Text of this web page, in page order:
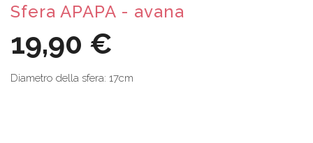
Sfera APAPA - avana
19,90 €
Diametro della sfera: 17cm